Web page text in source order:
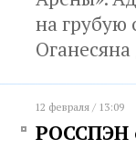
на грубую
12 февраля / 13:09
РОССПЭН